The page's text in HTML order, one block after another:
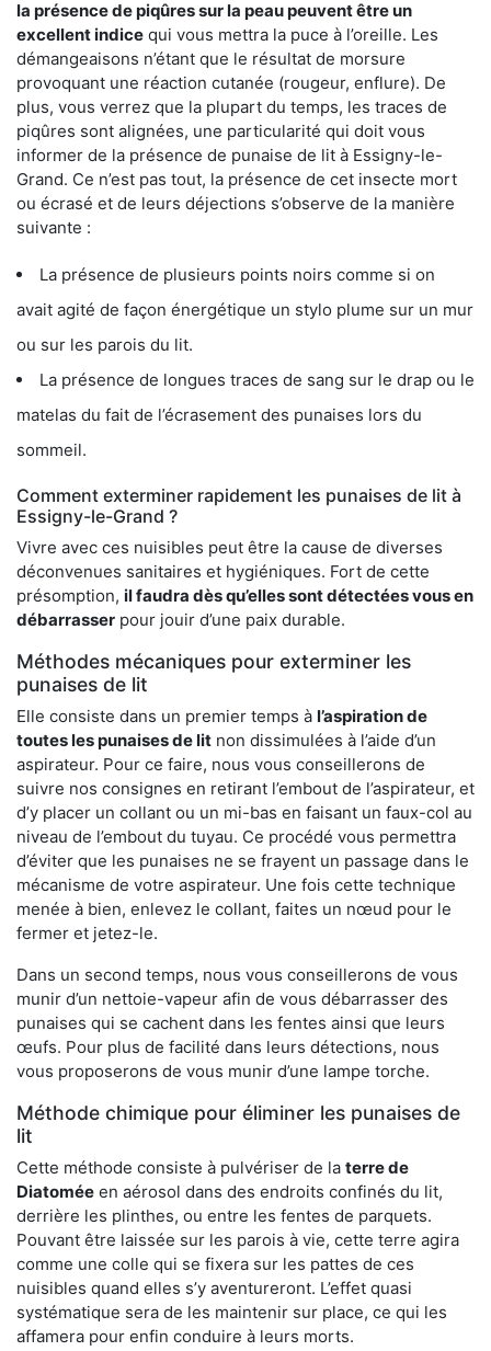
la présence de piqûres sur la peau peuvent être un
excellent indice qui vous mettra la puce à l’oreille. Les
démangeaisons n’étant que le résultat de morsure
provoquant une réaction cutanée (rougeur, enflure). De
plus, vous verrez que la plupart du temps, les traces de
piqûres sont alignées, une particularité qui doit vous
informer de la présence de punaise de lit à Essigny-le-
Grand. Ce n’est pas tout, la présence de cet insecte mort
ou écrasé et de leurs déjections s’observe de la manière
suivante :
La présence de plusieurs points noirs comme si on
avait agité de façon énergétique un stylo plume sur un mur
ou sur les parois du lit.
La présence de longues traces de sang sur le drap ou le
matelas du fait de l’écrasement des punaises lors du
sommeil.
Comment exterminer rapidement les punaises de lit à
Essigny-le-Grand ?
Vivre avec ces nuisibles peut être la cause de diverses
déconvenues sanitaires et hygiéniques. Fort de cette
présomption, il faudra dès qu’elles sont détectées vous en
débarrasser pour jouir d’une paix durable.
Méthodes mécaniques pour exterminer les
punaises de lit
Elle consiste dans un premier temps à l’aspiration de
toutes les punaises de lit non dissimulées à l’aide d’un
aspirateur. Pour ce faire, nous vous conseillerons de
suivre nos consignes en retirant l’embout de l’aspirateur, et
d’y placer un collant ou un mi-bas en faisant un faux-col au
niveau de l’embout du tuyau. Ce procédé vous permettra
d’éviter que les punaises ne se frayent un passage dans le
mécanisme de votre aspirateur. Une fois cette technique
menée à bien, enlevez le collant, faites un nœud pour le
fermer et jetez-le.
Dans un second temps, nous vous conseillerons de vous
munir d’un nettoie-vapeur afin de vous débarrasser des
punaises qui se cachent dans les fentes ainsi que leurs
œufs. Pour plus de facilité dans leurs détections, nous
vous proposerons de vous munir d’une lampe torche.
Méthode chimique pour éliminer les punaises de
lit
Cette méthode consiste à pulvériser de la terre de
Diatomée en aérosol dans des endroits confinés du lit,
derrière les plinthes, ou entre les fentes de parquets.
Pouvant être laissée sur les parois à vie, cette terre agira
comme une colle qui se fixera sur les pattes de ces
nuisibles quand elles s’y aventureront. L’effet quasi
systématique sera de les maintenir sur place, ce qui les
affamera pour enfin conduire à leurs morts.